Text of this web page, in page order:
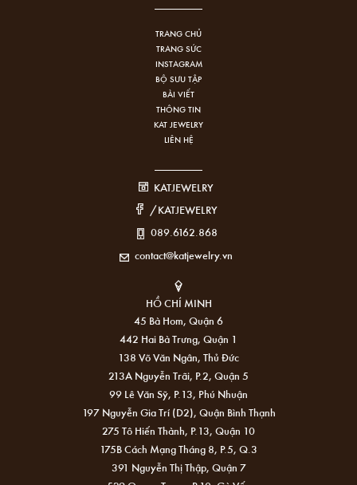
TRANG CHỦ
TRANG SỨC
INSTAGRAM
BỘ SƯU TẬP
BÀI VIẾT
THÔNG TIN
KAT JEWELRY
LIÊN HỆ
KATJEWELRY
/KATJEWELRY
089.6162.868
contact@katjewelry.vn
HỒ CHÍ MINH
45 Bà Hom, Quận 6
442 Hai Bà Trưng, Quận 1
138 Võ Văn Ngân, Thủ Đức
213A Nguyễn Trãi, P.2, Quận 5
99 Lê Văn Sỹ, P.13, Phú Nhuận
197 Nguyễn Gia Trí (D2), Quận Bình Thạnh
275 Tô Hiến Thành, P.13, Quận 10
175B Cách Mạng Tháng 8, P.5, Q.3
391 Nguyễn Thị Thập, Quận 7